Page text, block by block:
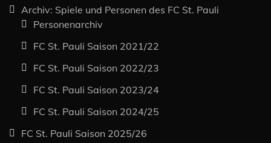
Archiv: Spiele und Personen des FC St. Pauli
Personenarchiv
FC St. Pauli Saison 2021/22
FC St. Pauli Saison 2022/23
FC St. Pauli Saison 2023/24
FC St. Pauli Saison 2024/25
FC St. Pauli Saison 2025/26